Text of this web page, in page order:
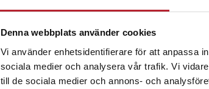
Denna webbplats använder cookies
Vi använder enhetsidentifierare för att anpassa
sociala medier och analysera vår trafik. Vi
till de sociala medier och annons- och
FG
Var enkelt och montera!👍
Smidig stabil, lätt och flytta. Är
🌟🌟🌟🌟🌟